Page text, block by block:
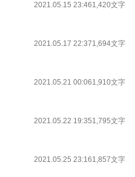
2021.05.15 23:461,420文字
2021.05.17 22:371,694文字
2021.05.21 00:061,910文字
2021.05.22 19:351,795文字
2021.05.25 23:161,857文字